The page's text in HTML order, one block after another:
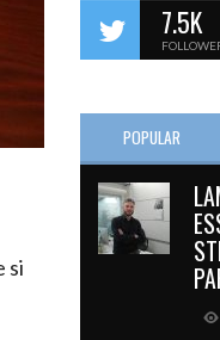
si
7.5K
POPULAR